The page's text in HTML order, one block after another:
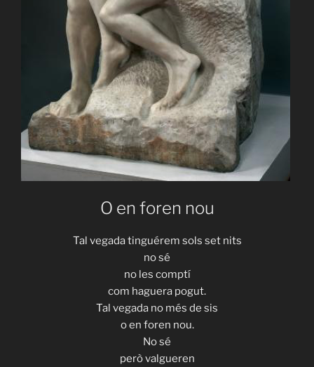
O en foren nou
Tal vegada tinguérem sols set nits
no sé
no les comptí
com haguera pogut.
Tal vegada no més de sis
o en foren nou.
No sé
però valgueren